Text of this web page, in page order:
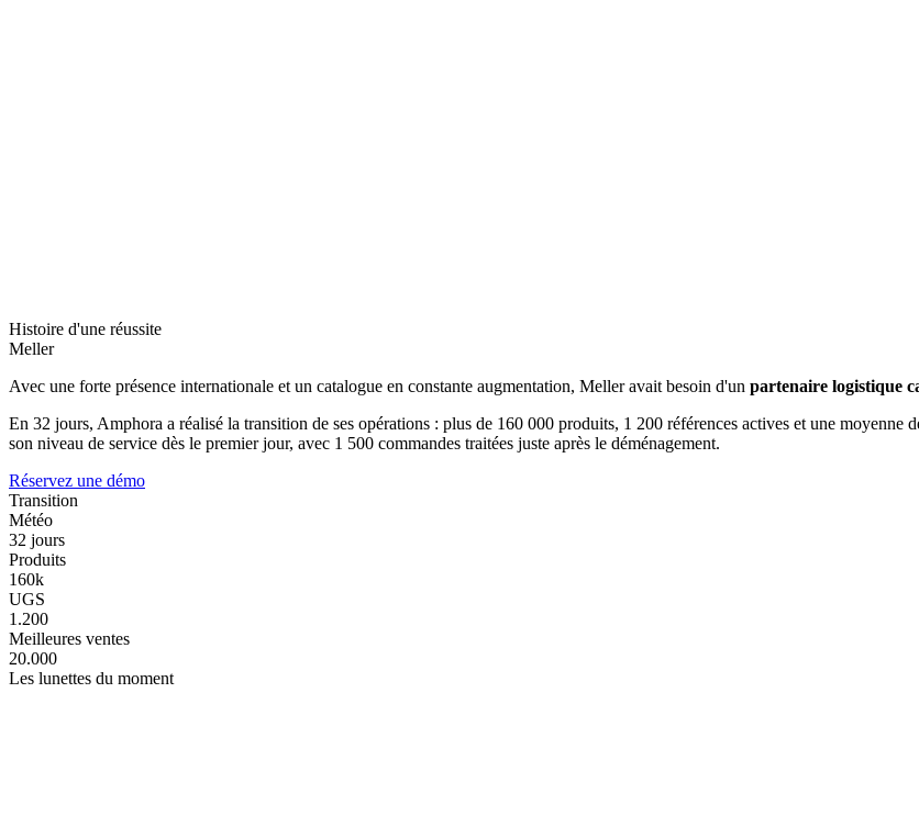
Histoire d'une réussite
Meller
Avec une forte présence internationale et un catalogue en constante augmentation, Meller avait besoin d'un partenaire logistique
En 32 jours, Amphora a réalisé la transition de ses opérations : plus de 160 000 produits, 1 200 références actives et une moyenne
son niveau de service dès le premier jour, avec 1 500 commandes traitées juste après le déménagement.
Réservez une démo
Transition
Météo
32 jours
Produits
160k
UGS
1.200
Meilleures ventes
20.000
Les lunettes du moment